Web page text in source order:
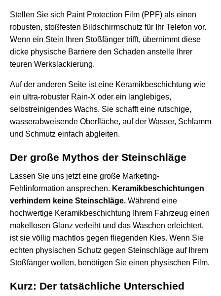
Stellen Sie sich Paint Protection Film (PPF) als einen
robusten, stoßfesten Bildschirmschutz für Ihr Telefon vor.
Wenn ein Stein Ihren Stoßfänger trifft, übernimmt diese
dicke physische Barriere den Schaden anstelle Ihrer
teuren Werkslackierung.
Auf der anderen Seite ist eine Keramikbeschichtung wie
ein ultra-robuster Rain-X oder ein langlebiges,
selbstreinigendes Wachs. Sie schafft eine rutschige,
wasserabweisende Oberfläche, auf der Wasser, Schlamm
und Schmutz einfach abgleiten.
Der große Mythos der Steinschläge
Lassen Sie uns jetzt eine große Marketing-
Fehlinformation ansprechen. Keramikbeschichtungen
verhindern keine Steinschläge. Während eine
hochwertige Keramikbeschichtung Ihrem Fahrzeug einen
makellosen Glanz verleiht und das Waschen erleichtert,
ist sie völlig machtlos gegen fliegenden Kies. Wenn Sie
echten physischen Schutz gegen Steinschläge auf Ihrem
Stoßfänger wollen, benötigen Sie einen physischen Film.
Kurz: Der tatsächliche Unterschied